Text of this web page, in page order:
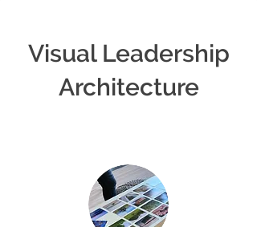
Visual Leadership
Architecture